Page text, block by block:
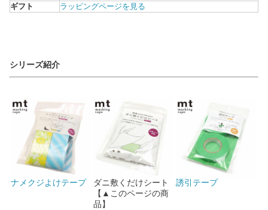
ギフト
ラッピングページを見る
シリーズ紹介
ナメクジよけテープ
ダニ敷くだけシート
【▲このページの商
品】
誘引テープ